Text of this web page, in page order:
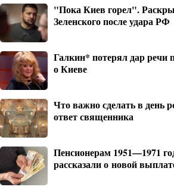
"Пока Киев горел".
Зеленского после удара РФ
Галкин* потерял дар речи
о Киеве
Что важно сделать в день
ответ священника
Пенсионерам 1951—1971
рассказали о новой